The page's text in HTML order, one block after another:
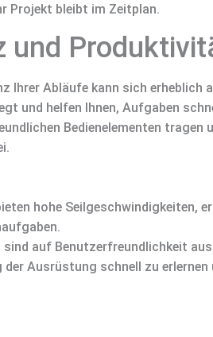
Projekt bleibt im Zeitplan.
und
Ihrer Abläufe kann sich
und helfen Ihnen, Aufgaben
Bedienelementen tragen
hohe Seilgeschwindigkeiten,
sind auf Benutzerfreundlichkeit
Ausrüstung schnell zu erlernen